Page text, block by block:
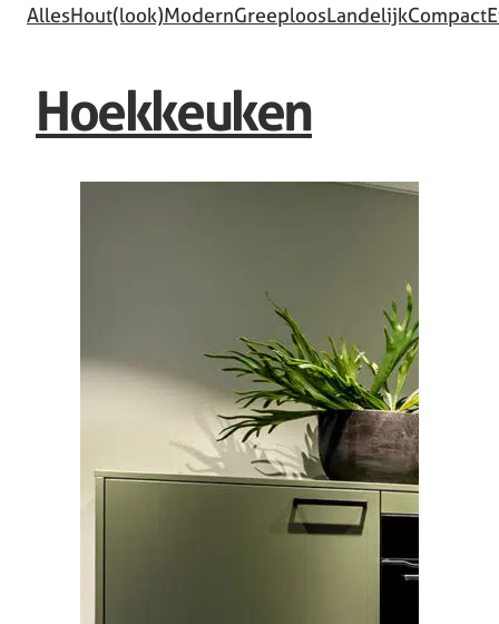
AllesHout(look)ModernGreeploosLandelijkCompact
Hoekkeuken